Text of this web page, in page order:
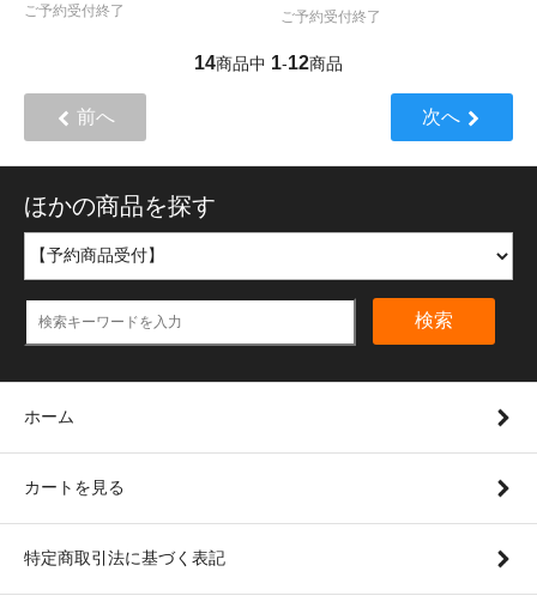
ご予約受付終了 ご予約受付終了
14商品中 1-12商品
前へ 次へ
ほかの商品を探す
検索
ホーム
カートを見る
特定商取引法に基づく表記